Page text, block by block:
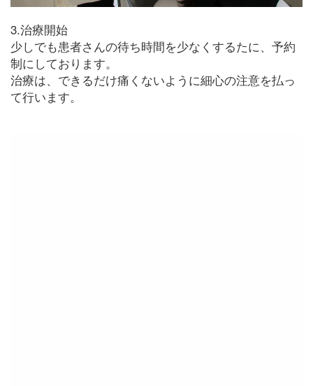
3.治療開始
少しでも患者さんの待ち時間を少なくするたに、予約
制にしております。
治療は、できるだけ痛くないように細心の注意を払っ
て行います。